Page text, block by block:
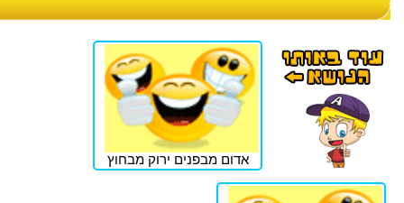
אדום מבפנים ירוק מבחוץ